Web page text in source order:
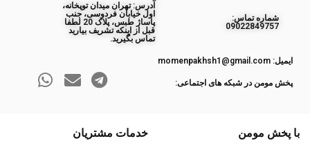
ﺷﻤﺎره ﺗﻤﺎس:
09022849757
آدرس: تهران میدان توپخانه،
اول خیابان فردوسی، جنب
پاساژ طبس، پلاک 20 لطفا
قبل از اینکه تشریف بیارید
تماس بگیرید.
ایمیل: momenpakhsh1@gmail.com
پخش مومن در شبکه های اجتماعی:
با پخش مومن خدمات مشتریان